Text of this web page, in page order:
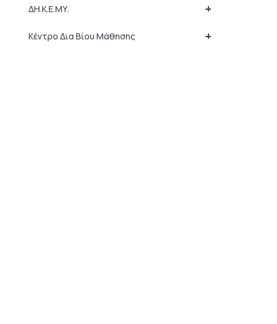
+
ΔΗ.Κ.Ε.ΜΥ.
+
Κέντρο Δια Βίου Μάθησης